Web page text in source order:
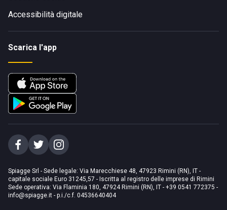
Accessibilità digitale
Scarica l'app
Spiagge Srl - Sede legale: Via Marecchiese 48, 47923 Rimini (RN), IT -
capitale sociale Euro 31245,57 - Iscritta al registro delle imprese di Rimini
Sede operativa: Via Flaminia 180, 47924 Rimini (RN), IT - +39 0541 772375 -
info@spiagge.it - p.i./c.f. 04536640404